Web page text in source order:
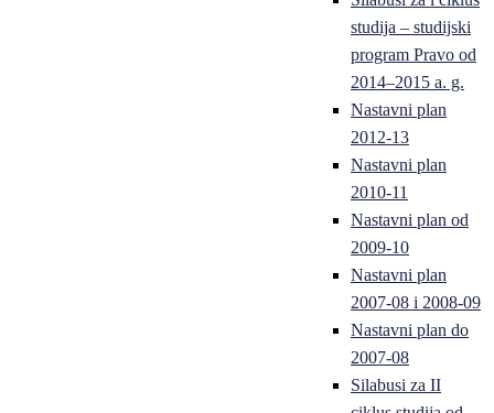
studija – studijski
program Pravo od
2014–2015 a. g.
Nastavni plan
2012-13
Nastavni plan
2010-11
Nastavni plan od
2009-10
Nastavni plan
2007-08 i 2008-09
Nastavni plan do
2007-08
Silabusi za II